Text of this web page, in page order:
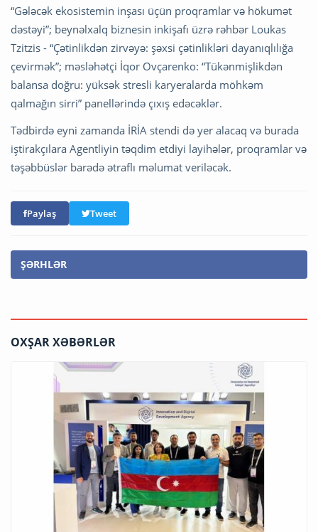
“Gələcək ekosistemin inşası üçün proqramlar və hökumət
dəstəyi”; beynəlxalq biznesin inkişafı üzrə rəhbər Loukas
Tzitzis - “Çətinlikdən zirvəyə: şəxsi çətinlikləri dayanıqlılığa
çevirmək”; məsləhətçi İqor Ovçarenko: “Tükənmişlikdən
balansa doğru: yüksək stresli karyeralarda möhkəm
qalmağın sirri” panellərində çıxış edəcəklər.
Tədbirdə eyni zamanda İRİA stendi də yer alacaq və burada
iştirakçılara Agentliyin təqdim etdiyi layihələr, proqramlar və
təşəbbüslər barədə ətraflı məlumat veriləcək.
Paylaş Tweet
ŞƏRHLƏR
OXŞAR XƏBƏRLƏR